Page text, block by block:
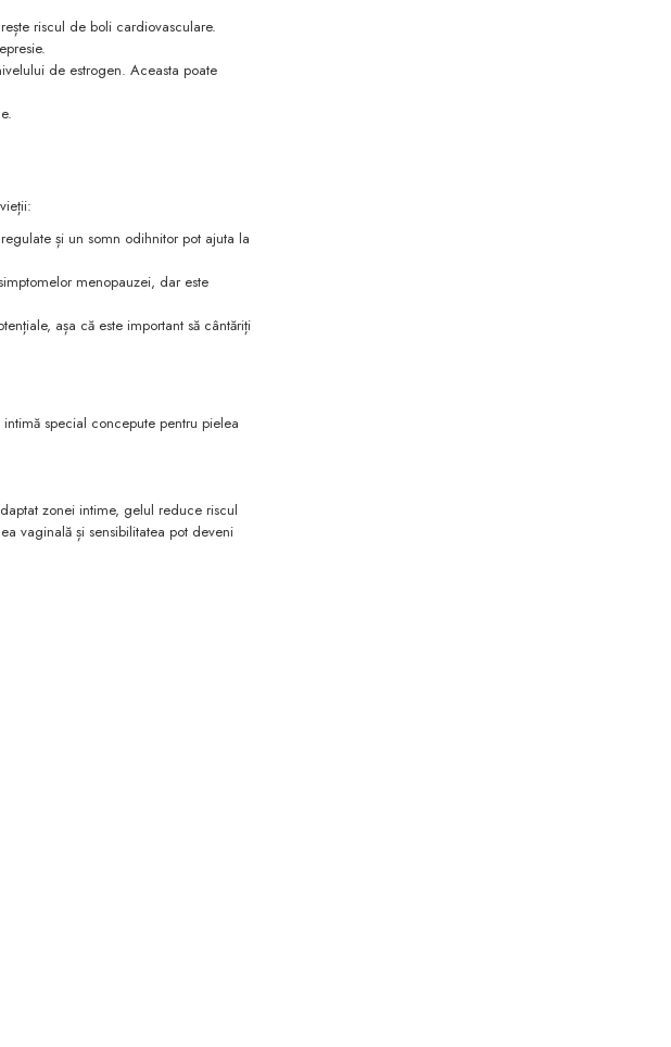
riscul de boli cardiovasculare.
de estrogen. Aceasta poate
și un somn odihnitor pot ajuta la
menopauzei, dar este
așa că este important să cântăriți
special concepute pentru pielea
zonei intime, gelul reduce riscul
vaginală și sensibilitatea pot deveni